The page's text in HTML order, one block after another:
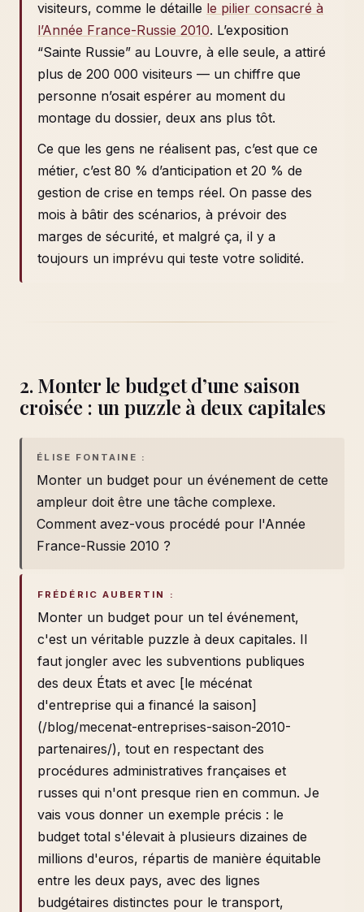
visiteurs, comme le détaille le pilier consacré à
l’Année France-Russie 2010. L’exposition
“Sainte Russie” au Louvre, à elle seule, a attiré
plus de 200 000 visiteurs — un chiffre que
personne n’osait espérer au moment du
montage du dossier, deux ans plus tôt.
Ce que les gens ne réalisent pas, c’est que ce
métier, c’est 80 % d’anticipation et 20 % de
gestion de crise en temps réel. On passe des
mois à bâtir des scénarios, à prévoir des
marges de sécurité, et malgré ça, il y a
toujours un imprévu qui teste votre solidité.
2. Monter le budget d’une saison
croisée : un puzzle à deux capitales
ÉLISE FONTAINE :
Monter un budget pour un événement de cette
ampleur doit être une tâche complexe.
Comment avez-vous procédé pour l'Année
France-Russie 2010 ?
FRÉDÉRIC AUBERTIN :
Monter un budget pour un tel événement,
c'est un véritable puzzle à deux capitales. Il
faut jongler avec les subventions publiques
des deux États et avec [le mécénat
d'entreprise qui a financé la saison]
(/blog/mecenat-entreprises-saison-2010-
partenaires/), tout en respectant des
procédures administratives françaises et
russes qui n'ont presque rien en commun. Je
vais vous donner un exemple précis : le
budget total s'élevait à plusieurs dizaines de
millions d'euros, répartis de manière équitable
entre les deux pays, avec des lignes
budgétaires distinctes pour le transport,